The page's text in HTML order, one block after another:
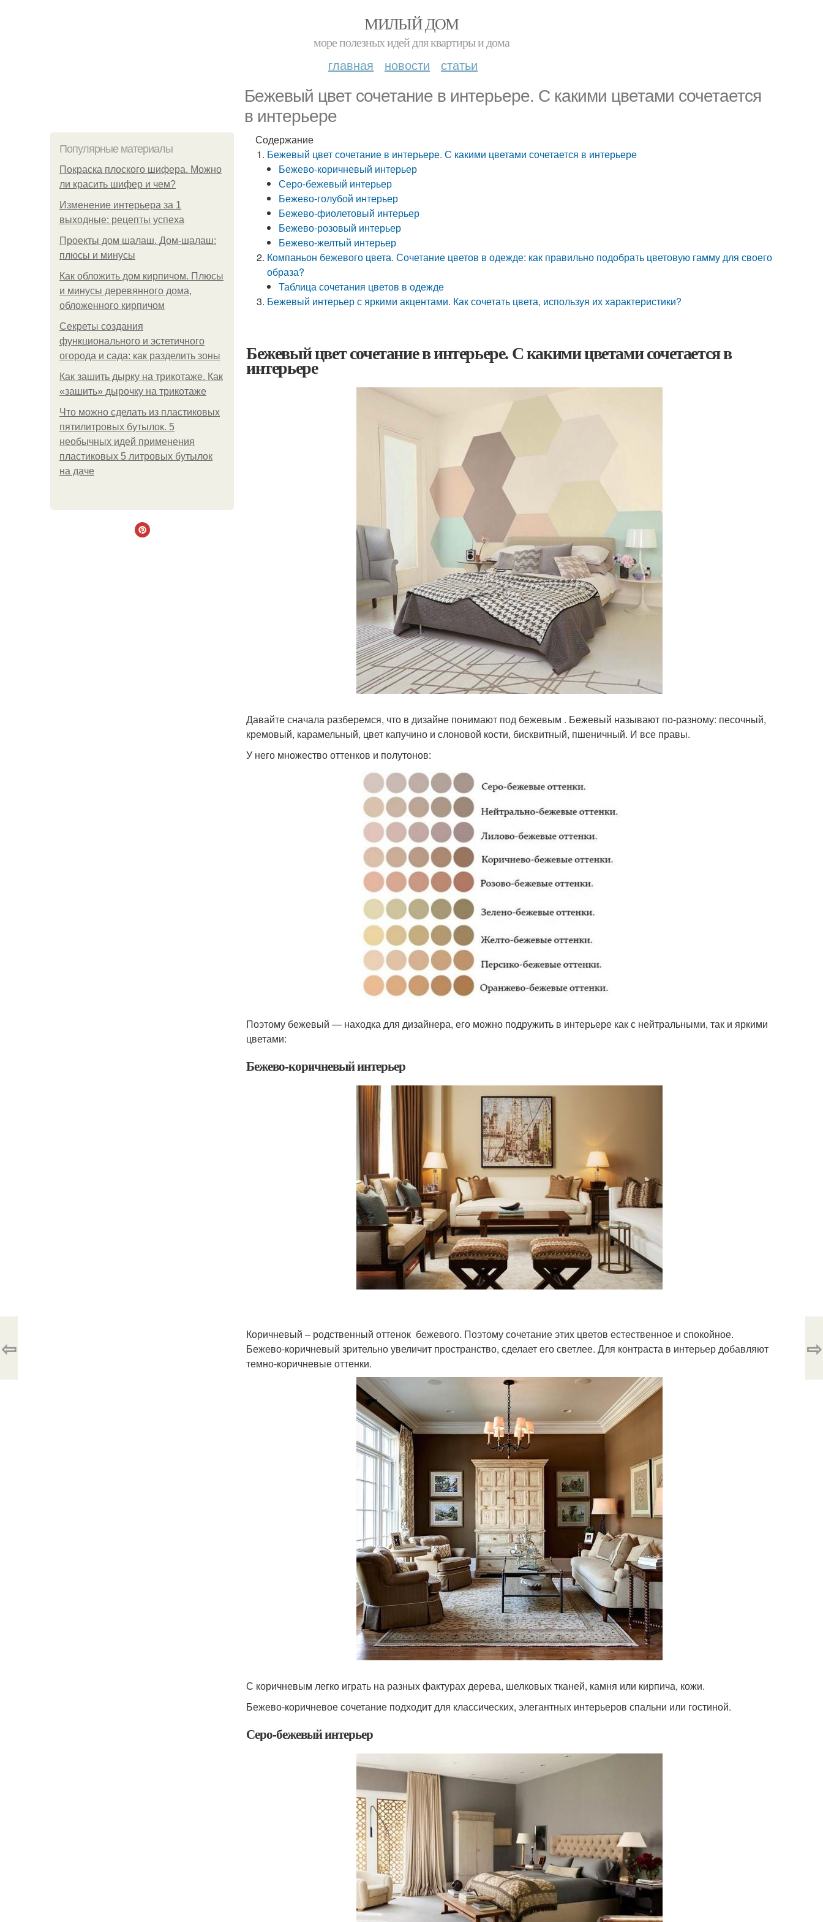
МИЛЫЙ ДОМ
море полезных идей для квартиры и дома
главная новости статьи
Бежевый цвет сочетание в интерьере. С какими цветами сочетается
в интерьере
Популярные материалы
Покраска плоского шифера. Можно
ли красить шифер и чем?
Изменение интерьера за 1
выходные: рецепты успеха
Проекты дом шалаш. Дом-шалаш:
плюсы и минусы
Как обложить дом кирпичом. Плюсы
и минусы деревянного дома,
обложенного кирпичом
Секреты создания
функционального и эстетичного
огорода и сада: как разделить зоны
Как зашить дырку на трикотаже. Как
«зашить» дырочку на трикотаже
Что можно сделать из пластиковых
пятилитровых бутылок. 5
необычных идей применения
пластиковых 5 литровых бутылок
на даче
Содержание
Бежевый цвет сочетание в интерьере. С какими цветами сочетается в интерьере
Бежево-коричневый интерьер
Серо-бежевый интерьер
Бежево-голубой интерьер
Бежево-фиолетовый интерьер
Бежево-розовый интерьер
Бежево-желтый интерьер
Компаньон бежевого цвета. Сочетание цветов в одежде: как правильно подобрать цветовую гамму для своего
образа?
Таблица сочетания цветов в одежде
Бежевый интерьер с яркими акцентами. Как сочетать цвета, используя их характеристики?
Бежевый цвет сочетание в интерьере. С какими цветами сочетается в
интерьере
Давайте сначала разберемся, что в дизайне понимают под бежевым . Бежевый называют по-разному: песочный,
кремовый, карамельный, цвет капучино и слоновой кости, бисквитный, пшеничный. И все правы.
У него множество оттенков и полутонов:
Поэтому бежевый — находка для дизайнера, его можно подружить в интерьере как с нейтральными, так и яркими
цветами:
Бежево-коричневый интерьер
Коричневый – родственный оттенок бежевого. Поэтому сочетание этих цветов естественное и спокойное.
Бежево-коричневый зрительно увеличит пространство, сделает его светлее. Для контраста в интерьер добавляют
темно-коричневые оттенки.
С коричневым легко играть на разных фактурах дерева, шелковых тканей, камня или кирпича, кожи.
Бежево-коричневое сочетание подходит для классических, элегантных интерьеров спальни или гостиной.
Серо-бежевый интерьер
⇦ ⇨